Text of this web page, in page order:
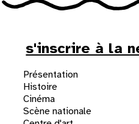
s'inscrire à la
Présentation
Histoire
Cinéma
Scène nationale